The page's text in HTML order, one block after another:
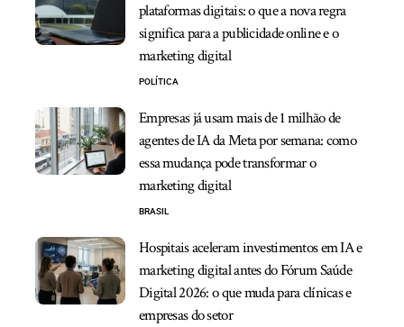
plataformas digitais: o que a nova regra
significa para a publicidade online e o
marketing digital
POLÍTICA
Empresas já usam mais de 1 milhão de
agentes de IA da Meta por semana: como
essa mudança pode transformar o
marketing digital
BRASIL
Hospitais aceleram investimentos em IA e
marketing digital antes do Fórum Saúde
Digital 2026: o que muda para clínicas e
empresas do setor